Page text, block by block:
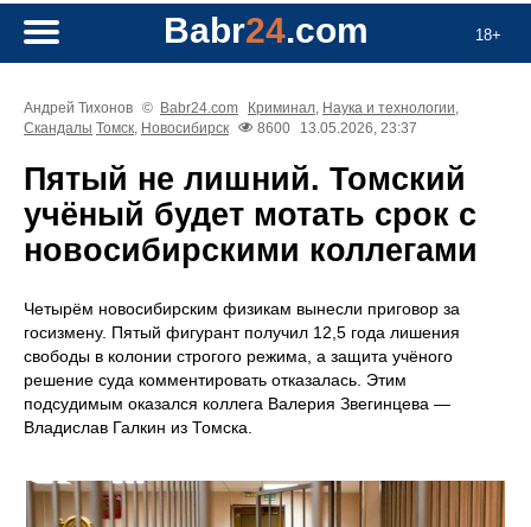
18+
Babr24.com
Андрей Тихонов © Babr24.com Криминал, Наука и технологии,
Скандалы Томск, Новосибирск 8600 13.05.2026, 23:37
Пятый не лишний. Томский
учёный будет мотать срок с
новосибирскими коллегами
Четырём новосибирским физикам вынесли приговор за
госизмену. Пятый фигурант получил 12,5 года лишения
свободы в колонии строгого режима, а защита учёного
решение суда комментировать отказалась. Этим
подсудимым оказался коллега Валерия Звегинцева —
Владислав Галкин из Томска.